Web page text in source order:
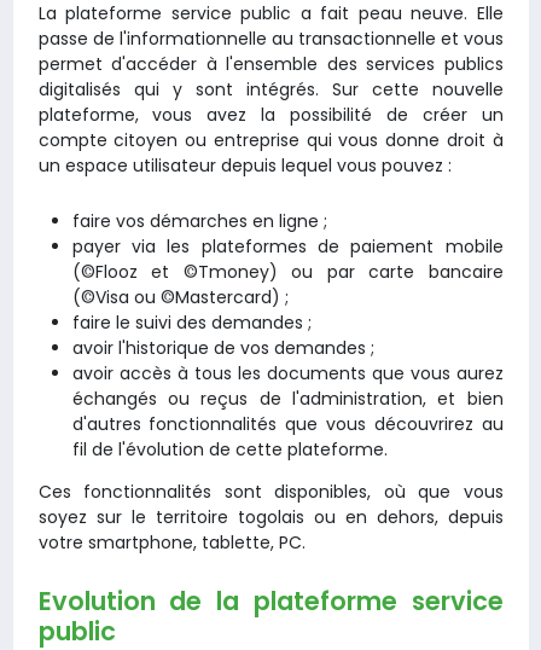
La plateforme service public a fait peau neuve. Elle
passe de l'informationnelle au transactionnelle et vous
permet d'accéder à l'ensemble des services publics
digitalisés qui y sont intégrés. Sur cette nouvelle
plateforme, vous avez la possibilité de créer un
compte citoyen ou entreprise qui vous donne droit à
un espace utilisateur depuis lequel vous pouvez :
faire vos démarches en ligne ;
payer via les plateformes de paiement mobile
(©Flooz et ©Tmoney) ou par carte bancaire
(©Visa ou ©Mastercard) ;
faire le suivi des demandes ;
avoir l'historique de vos demandes ;
avoir accès à tous les documents que vous aurez
échangés ou reçus de l'administration, et bien
d'autres fonctionnalités que vous découvrirez au
fil de l'évolution de cette plateforme.
Ces fonctionnalités sont disponibles, où que vous
soyez sur le territoire togolais ou en dehors, depuis
votre smartphone, tablette, PC.
Evolution de la plateforme service
public